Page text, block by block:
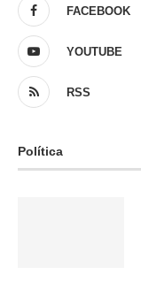
FACEBOOK
YOUTUBE
RSS
Política